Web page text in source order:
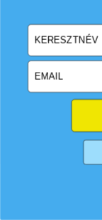
email